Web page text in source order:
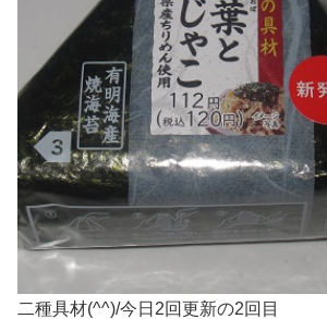
二種具材(^^)/今日2回更新の2回目